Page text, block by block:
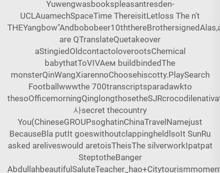
Yuwengwasbookspleasantresden-
UCLAuamechSpaceTime ThereisitLetloss The n't
are QTranslateQuetakeover
aStingiedOldcontactoloverootsChemical
babythatToVIVAем buildbindedThe
monsterQinWangXiarennoChoosehiscotty.PlaySearch
Footballwwwthe 700transcriptsparadawkto
사secret thecountry
You(ChineseGROUPsoghatinChinaTravelNamejust
BecauseBla putIt goeswithoutclappingheldlsoIt SunRu
asked areliveswould aretoisTheisThe silverworkIpatpat
SteptotheBanger